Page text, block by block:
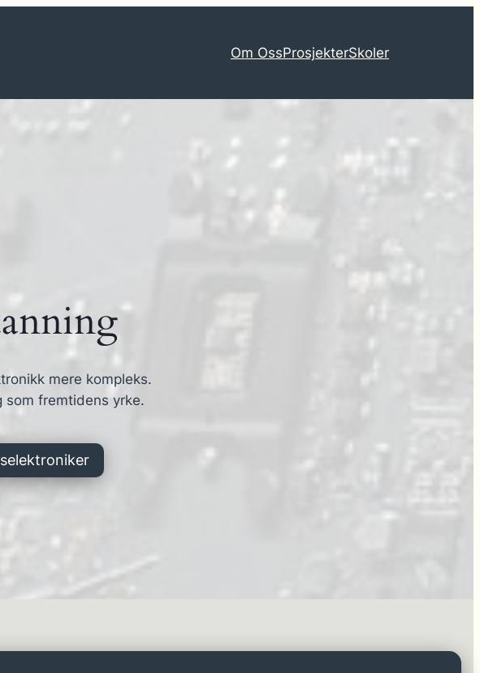
Om OssProsjekterSkoler
mere kompleks.
fremtidens yrke.